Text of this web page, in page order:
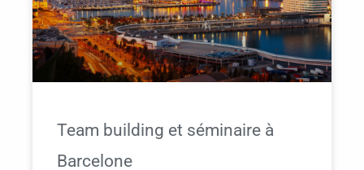
Team building et séminaire à
Barcelone